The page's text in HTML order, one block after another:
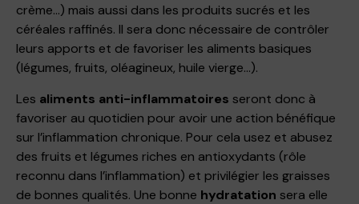
crème…) mais aussi dans les produits sucrés et les
céréales raffinés. Il sera donc nécessaire de contrôler
leurs apports et de favoriser les aliments basiques
(légumes, fruits, oléagineux, huile vierge…).
Les aliments anti-inflammatoires seront donc à
favoriser au quotidien pour avoir une action bénéfique
sur l’inflammation chronique. Pour cela usez et abusez
des fruits et légumes riches en antioxydants (rôle
reconnu dans l’inflammation) et privilégier les graisses
de bonnes qualités. Une bonne hydratation sera elle